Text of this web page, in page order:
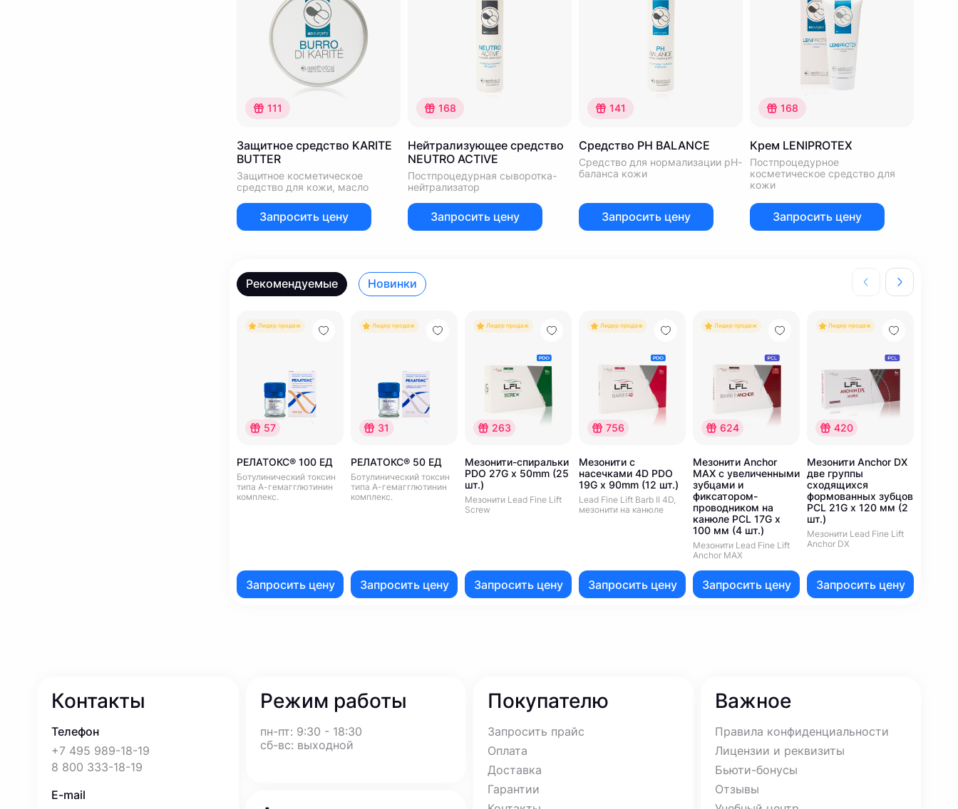
111
Защитное средство KARITE
BUTTER
Защитное косметическое
средство для кожи, масло
Запросить цену
168
Нейтрализующее средство
NEUTRO ACTIVE
Постпроцедурная сыворотка-
нейтрализатор
Запросить цену
141
Средство PH BALANCE
Средство для нормализации рН-
баланса кожи
Запросить цену
168
Крем LENIPROTEX
Постпроцедурное
косметическое средство для
кожи
Запросить цену
Рекомендуемые Новинки
Лидер продаж
57
РЕЛАТОКС® 100 ЕД
Ботулинический токсин
типа А-гемагглютинин
комплекс.
Запросить цену
Лидер продаж
31
РЕЛАТОКС® 50 ЕД
Ботулинический токсин
типа А-гемагглютинин
комплекс.
Запросить цену
Лидер продаж
263
Мезонити-спиральки
PDO 27G x 50mm (25
шт.)
Мезонити Lead Fine Lift
Screw
Запросить цену
Лидер продаж
756
Мезонити с
насечками 4D PDO
19G x 90mm (12 шт.)
Lead Fine Lift Barb II 4D,
мезонити на канюле
Запросить цену
Лидер продаж
624
Мезонити Anchor
MAX с увеличенными
зубцами и
фиксатором-
проводником на
канюле PCL 17G x
100 мм (4 шт.)
Мезонити Lead Fine Lift
Anchor MAX
Запросить цену
Лидер продаж
420
Мезонити Anchor DX
две группы
сходящихся
формованных зубцов
PCL 21G x 120 мм (2
шт.)
Мезонити Lead Fine Lift
Anchor DX
Запросить цену
Контакты
Телефон
+7 495 989-18-19
8 800 333-18-19
E-mail
Режим работы
пн-пт: 9:30 - 18:30
сб-вс: выходной
Покупателю
Запросить прайс
Оплата
Доставка
Гарантии
Важное
Правила конфиденциальности
Лицензии и реквизиты
Бьюти-бонусы
Отзывы